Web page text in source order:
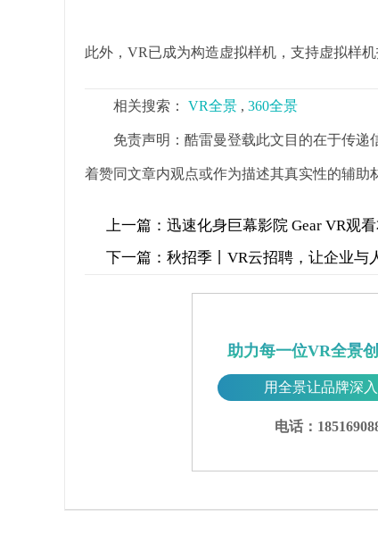
此外，VR已成为构造虚拟样机，支持虚拟样
相关搜索： VR全景 , 360全景
免责声明：酷雷曼登载此文目的在于传
着赞同文章内观点或作为描述其真实性的辅助
上一篇： 迅速化身巨幕影院 Gear VR观
下一篇： 秋招季丨VR云招聘，让企业与
助力每一位VR全景
用全景让品牌深
电话：